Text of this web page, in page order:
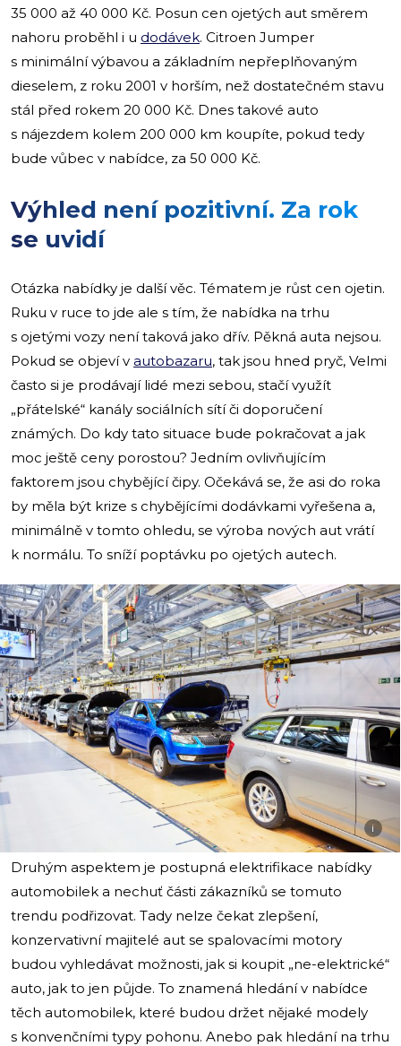
35 000 až 40 000 Kč. Posun cen ojetých aut směrem
nahoru proběhl i u dodávek. Citroen Jumper
s minimální výbavou a základním nepřeplňovaným
dieselem, z roku 2001 v horším, než dostatečném stavu
stál před rokem 20 000 Kč. Dnes takové auto
s nájezdem kolem 200 000 km koupíte, pokud tedy
bude vůbec v nabídce, za 50 000 Kč.
Výhled není pozitivní. Za rok
se uvidí
Otázka nabídky je další věc. Tématem je růst cen ojetin.
Ruku v ruce to jde ale s tím, že nabídka na trhu
s ojetými vozy není taková jako dřív. Pěkná auta nejsou.
Pokud se objeví v autobazaru, tak jsou hned pryč, Velmi
často si je prodávají lidé mezi sebou, stačí využít
„přátelské“ kanály sociálních sítí či doporučení
známých. Do kdy tato situace bude pokračovat a jak
moc ještě ceny porostou? Jedním ovlivňujícím
faktorem jsou chybějící čipy. Očekává se, že asi do roka
by měla být krize s chybějícími dodávkami vyřešena a,
minimálně v tomto ohledu, se výroba nových aut vrátí
k normálu. To sníží poptávku po ojetých autech.
i
Druhým aspektem je postupná elektrifikace nabídky
automobilek a nechuť části zákazníků se tomuto
trendu podřizovat. Tady nelze čekat zlepšení,
konzervativní majitelé aut se spalovacími motory
budou vyhledávat možnosti, jak si koupit „ne-elektrické“
auto, jak to jen půjde. To znamená hledání v nabídce
těch automobilek, které budou držet nějaké modely
s konvenčními typy pohonu. Anebo pak hledání na trhu